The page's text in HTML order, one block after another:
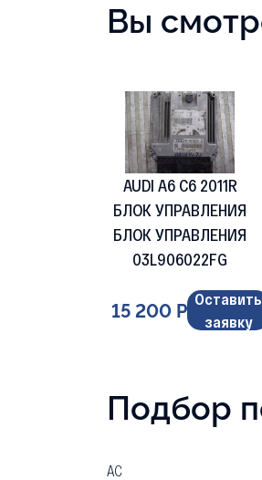
Вы
AUDI A6 C6 2011R
БЛОК УПРАВЛЕНИЯ
БЛОК УПРАВЛЕНИЯ
03L906022FG
15 200 Р
Оставить
заявку
Подбор
AC